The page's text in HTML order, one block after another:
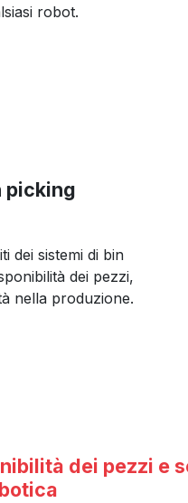
robot.
picking
dei sistemi di bin
dei pezzi,
nella produzione.
dei pezzi e